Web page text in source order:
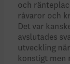
och
råvaror och
Det var
avslutades
utveckling
konstigt men